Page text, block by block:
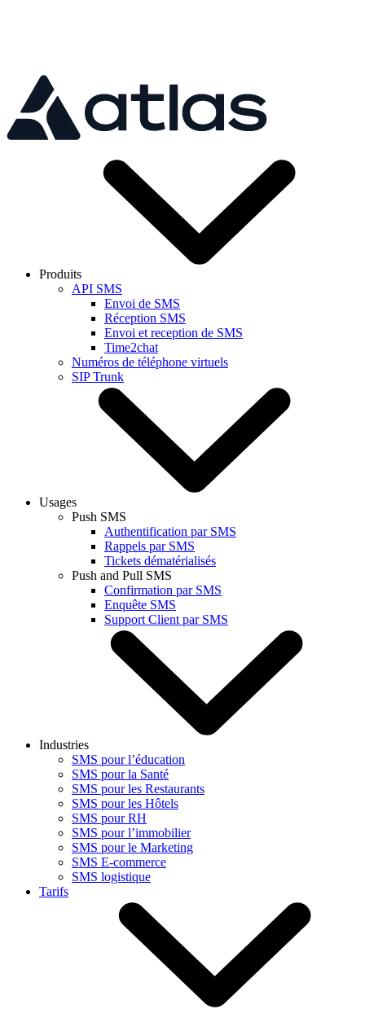
Produits
API SMS
Envoi de SMS
Réception SMS
Envoi et reception de SMS
Time2chat
Numéros de téléphone virtuels
SIP Trunk
Usages
Push SMS
Authentification par SMS
Rappels par SMS
Tickets dématérialisés
Push and Pull SMS
Confirmation par SMS
Enquête SMS
Support Client par SMS
Industries
SMS pour l’éducation
SMS pour la Santé
SMS pour les Restaurants
SMS pour les Hôtels
SMS pour RH
SMS pour l’immobilier
SMS pour le Marketing
SMS E-commerce
SMS logistique
Tarifs